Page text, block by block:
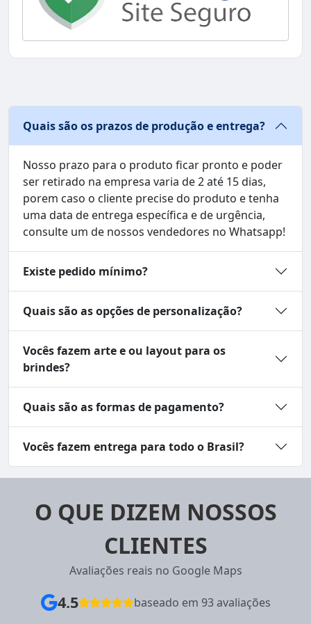
Quais são os prazos de produção e entrega?
Nosso prazo para o produto ficar pronto e poder
ser retirado na empresa varia de 2 até 15 dias,
porem caso o cliente precise do produto e tenha
uma data de entrega específica e de urgência,
consulte um de nossos vendedores no Whatsapp!
Existe pedido mínimo?
Quais são as opções de personalização?
Vocês fazem arte e ou layout para os
brindes?
Quais são as formas de pagamento?
Vocês fazem entrega para todo o Brasil?
O QUE DIZEM NOSSOS
CLIENTES
Avaliações reais no Google Maps
4.5 baseado em 93 avaliações